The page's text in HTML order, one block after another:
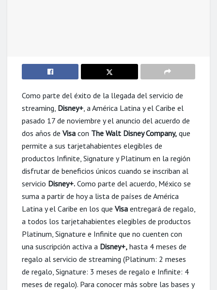
Como parte del éxito de la llegada del servicio de
streaming, Disney+, a América Latina y el Caribe el
pasado 17 de noviembre y el anuncio del acuerdo de
dos años de Visa con The Walt Disney Company, que
permite a sus tarjetahabientes elegibles de
productos Infinite, Signature y Platinum en la región
disfrutar de beneficios únicos cuando se inscriban al
servicio Disney+. Como parte del acuerdo, México se
suma a partir de hoy a lista de países de América
Latina y el Caribe en los que Visa entregará de regalo,
a todos los tarjetahabientes elegibles de productos
Platinum, Signature e Infinite que no cuenten con
una suscripción activa a Disney+, hasta 4 meses de
regalo al servicio de streaming (Platinum: 2 meses
de regalo, Signature: 3 meses de regalo e Infinite: 4
meses de regalo). Para conocer más sobre las bases y